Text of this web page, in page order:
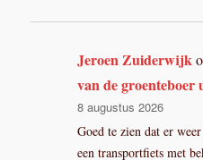
Jeroen Zuiderwijk
van de groenteboer
8 augustus 2026
Goed te zien dat er
een transportfiets met